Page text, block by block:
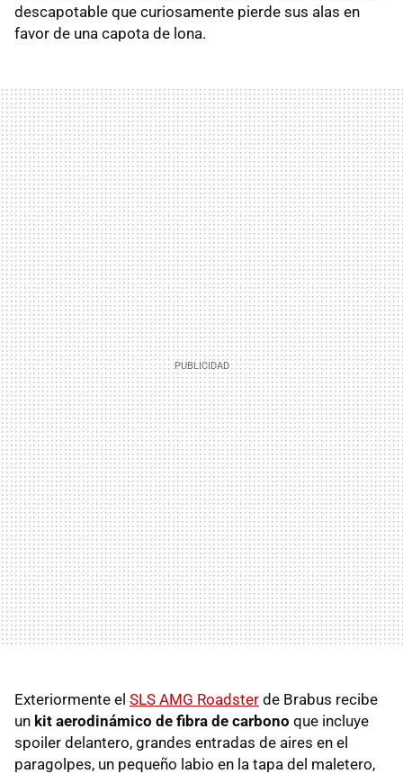
descapotable que curiosamente pierde sus alas en
favor de una capota de lona.
Exteriormente el SLS AMG Roadster de Brabus recibe
un kit aerodinámico de fibra de carbono que incluye
spoiler delantero, grandes entradas de aires en el
paragolpes, un pequeño labio en la tapa del maletero,